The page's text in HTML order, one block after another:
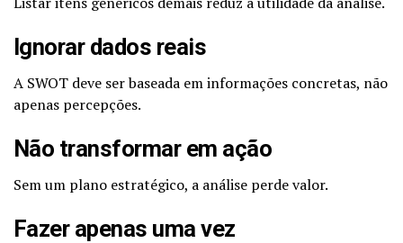
Ignorar dados reais
A SWOT deve ser baseada em informações concretas, não
apenas percepções.
Não transformar em ação
Sem um plano estratégico, a análise perde valor.
Fazer apenas uma vez